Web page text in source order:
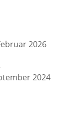
2026
2024